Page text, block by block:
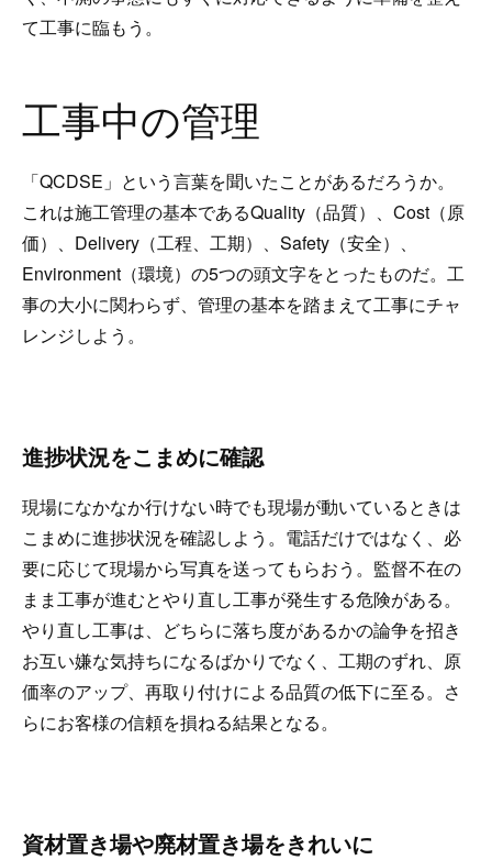
て工事に臨もう。
工事中の管理
「QCDSE」という言葉を聞いたことがあるだろうか。
これは施工管理の基本であるQuality（品質）、Cost（原
価）、Delivery（工程、工期）、Safety（安全）、
Environment（環境）の5つの頭文字をとったものだ。工
事の大小に関わらず、管理の基本を踏まえて工事にチャ
レンジしよう。
進捗状況をこまめに確認
現場になかなか行けない時でも現場が動いているときは
こまめに進捗状況を確認しよう。電話だけではなく、必
要に応じて現場から写真を送ってもらおう。監督不在の
まま工事が進むとやり直し工事が発生する危険がある。
やり直し工事は、どちらに落ち度があるかの論争を招き
お互い嫌な気持ちになるばかりでなく、工期のずれ、原
価率のアップ、再取り付けによる品質の低下に至る。さ
らにお客様の信頼を損ねる結果となる。
資材置き場や廃材置き場をきれいに